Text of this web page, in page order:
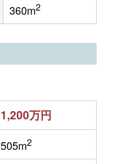
360m2
1,200万円
505m2